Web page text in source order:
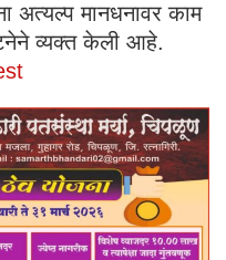
अत्यल्प मानधनावर काम
व्यक्त केली आहे.